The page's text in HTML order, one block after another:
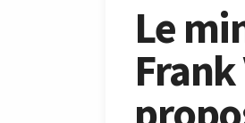
Le